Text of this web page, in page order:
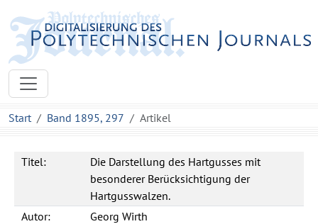
Start Band 1895, 297 Artikel
Titel:
Die Darstellung des Hartgusses mit
besonderer Berücksichtigung der
Hartgusswalzen.
Autor:
Georg Wirth